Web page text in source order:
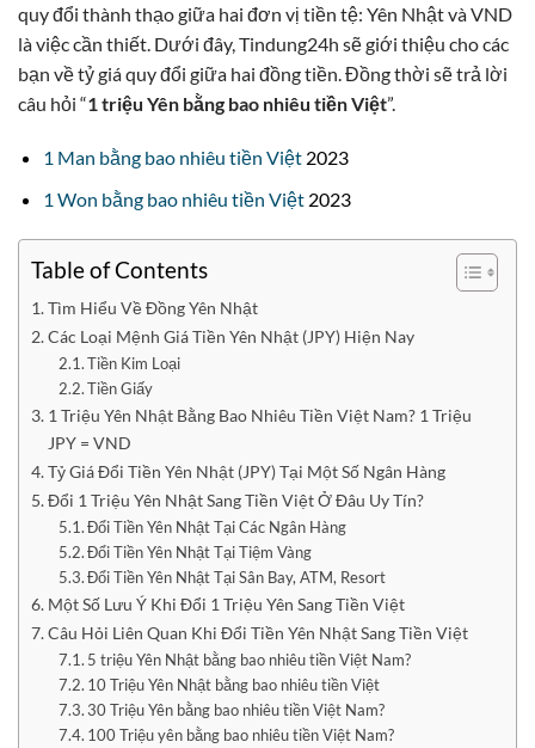
quy đổi thành thạo giữa hai đơn vị tiền tệ: Yên Nhật và VND
là việc cần thiết. Dưới đây, Tindung24h sẽ giới thiệu cho các
bạn về tỷ giá quy đổi giữa hai đồng tiền. Đồng thời sẽ trả lời
câu hỏi “1 triệu Yên bằng bao nhiêu tiền Việt”.
1 Man bằng bao nhiêu tiền Việt2023
1 Won bằng bao nhiêu tiền Việt2023
Table of Contents
Tìm Hiểu Về Đồng Yên Nhật
Các Loại Mệnh Giá Tiền Yên Nhật (JPY) Hiện Nay
Tiền Kim Loại
Tiền Giấy
1 Triệu Yên Nhật Bằng Bao Nhiêu Tiền Việt Nam? 1 Triệu
JPY = VND
Tỷ Giá Đổi Tiền Yên Nhật (JPY) Tại Một Số Ngân Hàng
Đổi 1 Triệu Yên Nhật Sang Tiền Việt Ở Đâu Uy Tín?
Đổi Tiền Yên Nhật Tại Các Ngân Hàng
Đổi Tiền Yên Nhật Tại Tiệm Vàng
Đổi Tiền Yên Nhật Tại Sân Bay, ATM, Resort
Một Số Lưu Ý Khi Đổi 1 Triệu Yên Sang Tiền Việt
Câu Hỏi Liên Quan Khi Đổi Tiền Yên Nhật Sang Tiền Việt
5 triệu Yên Nhật bằng bao nhiêu tiền Việt Nam?
10 Triệu Yên Nhật bằng bao nhiêu tiền Việt
30 Triệu Yên bằng bao nhiêu tiền Việt Nam?
100 Triệu yên bằng bao nhiêu tiền Việt Nam?